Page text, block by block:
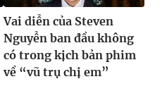
Vai diễn của Steven
Nguyễn ban đầu không
có trong kịch bản phim
về “vũ trụ chị em”